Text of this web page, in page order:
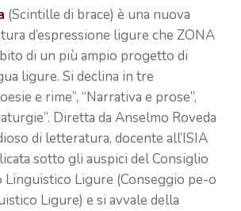
(Scintille di brace) è una nuova
d’espressione ligure che ZONA
di un più ampio progetto di
ligure. Si declina in tre
e rime”, “Narrativa e prose”,
Diretta da Anselmo Roveda
di letteratura, docente all’ISIA
sotto gli auspici del Consiglio
Ligure (Conseggio pe-o
Ligure) e si avvale della